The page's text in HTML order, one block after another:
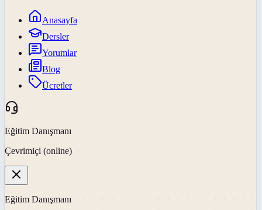
Anasayfa
Dersler
Yorumlar
Blog
Ücretler
Eğitim Danışmanı
Çevrimiçi (online)
Eğitim Danışmanı